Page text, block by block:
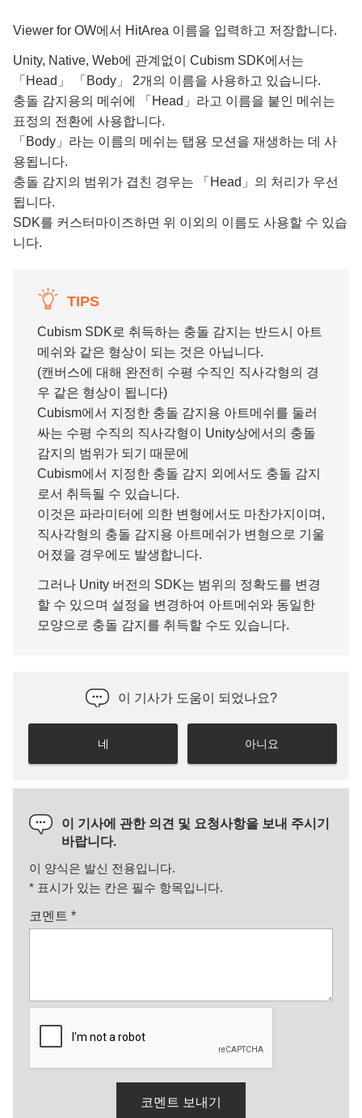
Viewer for OW에서 HitArea 이름을 입력하고 저장합니다.
Unity, Native, Web에 관계없이 Cubism SDK에서는
「Head」 「Body」 2개의 이름을 사용하고 있습니다.
충돌 감지용의 메쉬에 「Head」라고 이름을 붙인 메쉬는
표정의 전환에 사용합니다.
「Body」라는 이름의 메쉬는 탭용 모션을 재생하는 데 사
용됩니다.
충돌 감지의 범위가 겹친 경우는 「Head」의 처리가 우선
됩니다.
SDK를 커스터마이즈하면 위 이외의 이름도 사용할 수 있습
니다.
TIPS
Cubism SDK로 취득하는 충돌 감지는 반드시 아트
메쉬와 같은 형상이 되는 것은 아닙니다.
(캔버스에 대해 완전히 수평 수직인 직사각형의 경
우 같은 형상이 됩니다)
Cubism에서 지정한 충돌 감지용 아트메쉬를 둘러
싸는 수평 수직의 직사각형이 Unity상에서의 충돌
감지의 범위가 되기 때문에
Cubism에서 지정한 충돌 감지 외에서도 충돌 감지
로서 취득될 수 있습니다.
이것은 파라미터에 의한 변형에서도 마찬가지이며,
직사각형의 충돌 감지용 아트메쉬가 변형으로 기울
어졌을 경우에도 발생합니다.
그러나 Unity 버전의 SDK는 범위의 정확도를 변경
할 수 있으며 설정을 변경하여 아트메쉬와 동일한
모양으로 충돌 감지를 취득할 수도 있습니다.
이 기사가 도움이 되었나요?
네 아니요
이 기사에 관한 의견 및 요청사항을 보내 주시기
바랍니다.
이 양식은 발신 전용입니다.
* 표시가 있는 칸은 필수 항목입니다.
코멘트 *